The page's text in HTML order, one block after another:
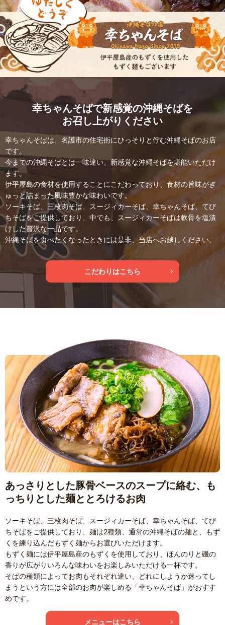
幸ちゃんそばで新感覚の沖縄そばを
お召し上がりください
幸ちゃんそばは、名護市の住宅街にひっそりと佇む沖縄そばのお店
です。
今までの沖縄そばとは一味違い、新感覚な沖縄そばを堪能いただけ
ます。
伊平屋島の食材を使用することにこだわっており、 食材の旨味がぎ
ゅっと詰まった風味豊かな味わいです。
ソーキそば、三枚肉そば、スージィカーそば、幸ちゃんそば、てび
ちそばをご提供しており、 中でも、スージィカーそばは軟骨を塩漬
けした贅沢な一品です。
沖縄そばを食べたくなったときには是非、当店へお越しください。
こだわりはこちら
あっさりとした豚骨ベースのスープに絡む、も
っちりとした麺ととろけるお肉
ソーキそば、三枚肉そば、スージィカーそば、幸ちゃんそば、てび
ちそばをご提供しており、麺は2種類、通常の沖縄そばの麺と、もず
くを練り込んだもずく麺からお選びいただけます。
もずく麺には伊平屋島産のもずくを使用しており、ほんのりと磯の
香りが広がりいろんな味わいをお楽しみいただける一杯です。
そばの種類によってお肉もそれぞれ違い、どれにしようか迷ってし
まうという方には全部のお肉が楽しめる「幸ちゃんそば」がおすす
めです。
メニューはこちら